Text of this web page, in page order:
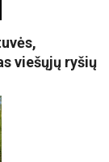
viešųjų ryšių